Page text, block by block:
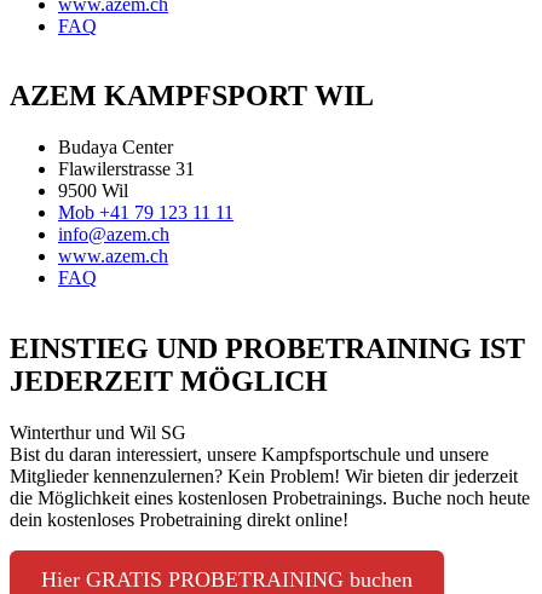
FAQ
AZEM KAMPFSPORT WIL
Budaya Center
Flawilerstrasse 31
9500 Wil
Mob +41 79 123 11 11
info@azem.ch
www.azem.ch
FAQ
EINSTIEG UND PROBETRAINING IST
JEDERZEIT MÖGLICH
Winterthur und Wil SG
Bist du daran interessiert, unsere Kampfsportschule und unsere
Mitglieder kennenzulernen? Kein Problem! Wir bieten dir jederzeit
die Möglichkeit eines kostenlosen Probetrainings. Buche noch heute
dein kostenloses Probetraining direkt online!
Hier GRATIS PROBETRAINING buchen